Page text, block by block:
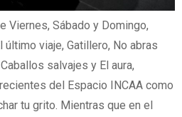
Viernes, Sábado y Domingo,
viaje, Gatillero, No abras
salvajes y El aura,
del Espacio INCAA como
tu grito. Mientras que en el